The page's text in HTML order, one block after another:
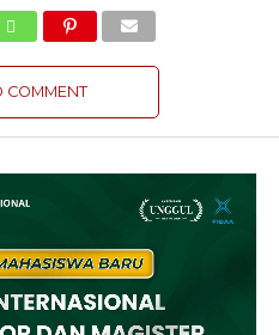
COMMENT